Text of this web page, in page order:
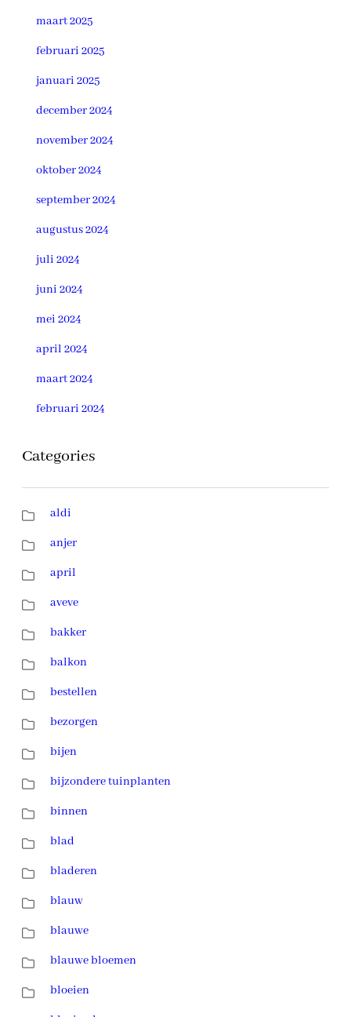
maart 2025
februari 2025
januari 2025
december 2024
november 2024
oktober 2024
september 2024
augustus 2024
juli 2024
juni 2024
mei 2024
april 2024
maart 2024
februari 2024
Categories
aldi
anjer
april
aveve
bakker
balkon
bestellen
bezorgen
bijen
bijzondere tuinplanten
binnen
blad
bladeren
blauw
blauwe
blauwe bloemen
bloeien